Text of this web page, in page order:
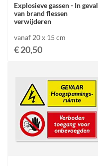
Explosieve gassen - In geval
van brand flessen
verwijderen
vanaf 20 x 15 cm
€ 20,50